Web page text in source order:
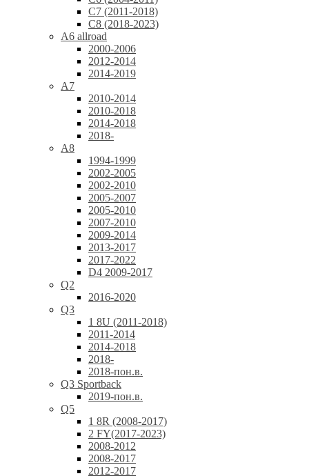
C7 (2011-2018)
C8 (2018-2023)
A6 allroad
2000-2006
2012-2014
2014-2019
A7
2010-2014
2010-2018
2014-2018
2018-
A8
1994-1999
2002-2005
2002-2010
2005-2007
2005-2010
2007-2010
2009-2014
2013-2017
2017-2022
D4 2009-2017
Q2
2016-2020
Q3
1 8U (2011-2018)
2011-2014
2014-2018
2018-
2018-пон.в.
Q3 Sportback
2019-пон.в.
Q5
1 8R (2008-2017)
2 FY(2017-2023)
2008-2012
2008-2017
2012-2017